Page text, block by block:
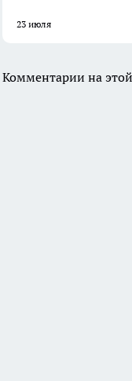
23 июля
Комментарии на